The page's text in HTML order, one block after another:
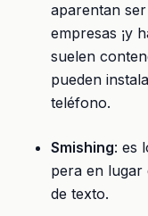
aparentan
empresas ¡y
suelen
pueden
teléfono.
Smishing: es
pera en lugar
de texto.